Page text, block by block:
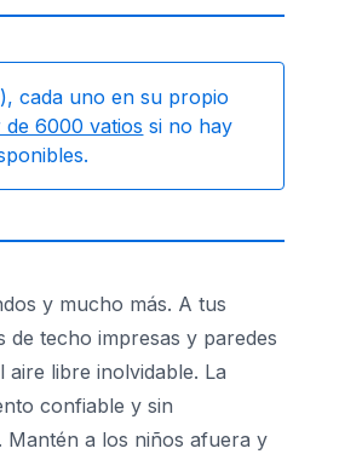
cada uno en su propio
de 6000 vatios si no hay
y mucho más. A tus
techo impresas y paredes
libre inolvidable. La
confiable y sin
a los niños afuera y